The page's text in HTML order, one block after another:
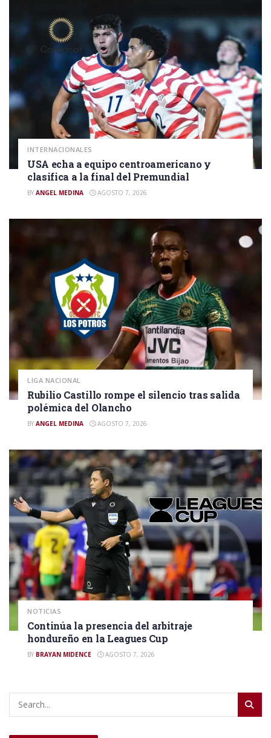
INTERNACIONALES
USA echa a equipo centroamericano y
clasifica a la final del Premundial
BY ANGEL MEDINA AGOSTO 7, 2026
LIGA NACIONAL
Rubilio Castillo rompe el silencio tras salida
polémica del Olancho
BY ANGEL MEDINA AGOSTO 7, 2026
NOTICIAS
Continúa la presencia del arbitraje
hondureño en la Leagues Cup
BY BRAYAN MIDENCE AGOSTO 7, 2026